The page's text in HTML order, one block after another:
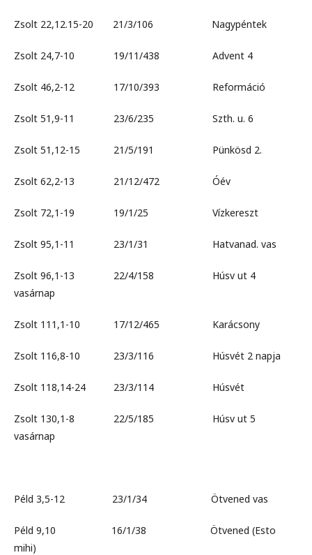
Zsolt 22,12.15-20 21/3/106 Nagypéntek
Zsolt 24,7-10 19/11/438 Advent 4
Zsolt 46,2-12 17/10/393 Reformáció
Zsolt 51,9-11 23/6/235 Szth. u. 6
Zsolt 51,12-15 21/5/191 Pünkösd 2.
Zsolt 62,2-13 21/12/472 Óév
Zsolt 72,1-19 19/1/25 Vízkereszt
Zsolt 95,1-11 23/1/31 Hatvanad. vas
Zsolt 96,1-13 22/4/158 Húsv ut 4
vasárnap
Zsolt 111,1-10 17/12/465 Karácsony
Zsolt 116,8-10 23/3/116 Húsvét 2 napja
Zsolt 118,14-24 23/3/114 Húsvét
Zsolt 130,1-8 22/5/185 Húsv ut 5
vasárnap
Péld 3,5-12 23/1/34 Ötvened vas
Péld 9,10 16/1/38 Ötvened (Esto
mihi)